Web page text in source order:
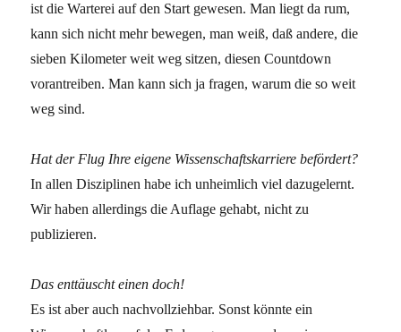
ist die Warterei auf den Start gewesen. Man liegt da rum,
kann sich nicht mehr bewegen, man weiß, daß andere, die
sieben Kilometer weit weg sitzen, diesen Countdown
vorantreiben. Man kann sich ja fragen, warum die so weit
weg sind.
Hat der Flug Ihre eigene Wissenschaftskarriere befördert?
In allen Disziplinen habe ich unheimlich viel dazugelernt.
Wir haben allerdings die Auflage gehabt, nicht zu
publizieren.
Das enttäuscht einen doch!
Es ist aber auch nachvollziehbar. Sonst könnte ein